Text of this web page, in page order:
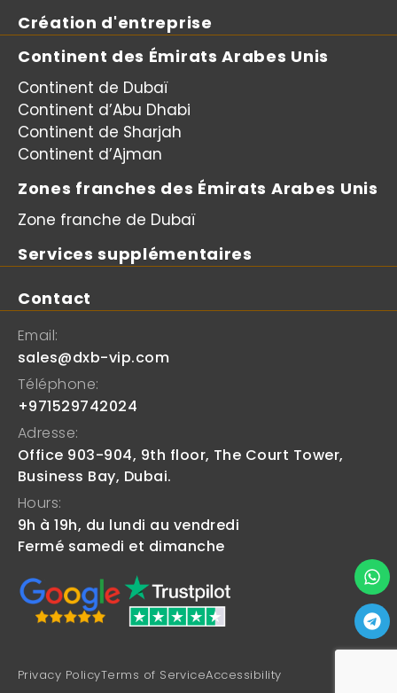
Création d'entreprise
Continent des Émirats Arabes Unis
Continent de Dubaï
Continent d’Abu Dhabi
Continent de Sharjah
Continent d’Ajman
Zones franches des Émirats Arabes Unis
Zone franche de Dubaï
Services supplémentaires
Contact
Email:
sales@dxb-vip.com
Téléphone:
+971529742024
Adresse:
Office 903-904, 9th floor, The Court Tower,
Business Bay, Dubai.
Hours:
9h à 19h, du lundi au vendredi
Fermé samedi et dimanche
Privacy PolicyTerms of ServiceAccessibility